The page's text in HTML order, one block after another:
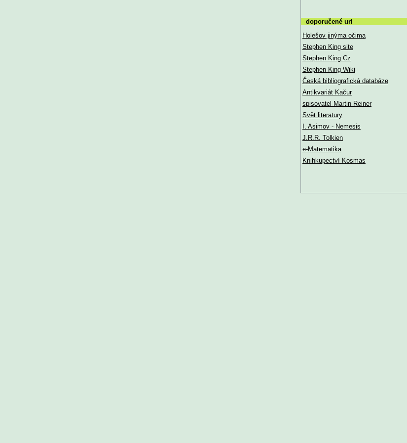
doporučené url
Holešov jinýma očima
Stephen King site
Stephen.King.Cz
Stephen King Wiki
Česká bibliografická databáze
Antikvariát Kačur
spisovatel Martin Reiner
Svět literatury
I. Asimov - Nemesis
J.R.R. Tolkien
e-Matematika
Knihkupectví Kosmas